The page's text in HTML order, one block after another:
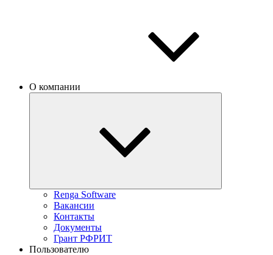
О компании
Renga Software
Вакансии
Контакты
Документы
Грант РФРИТ
Пользователю